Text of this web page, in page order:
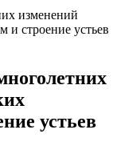
изменений
и строение устьев
устьев